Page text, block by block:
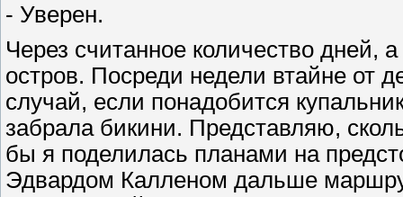
- Уверен.
Через считанное количество дней,
остров. Посреди недели втайне от
случай, если понадобится
забрала бикини. Представляю,
бы я поделилась планами на
Эдвардом Калленом дальше